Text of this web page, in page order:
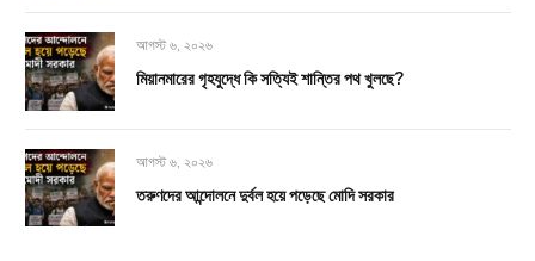
আগস্ট ৬, ২০২৬
মিয়ানমারের গৃহযুদ্ধে কি সত্যিই শান্তির পথ খুলছে?
আগস্ট ৬, ২০২৬
তরুণদের আন্দোলনে দুর্বল হয়ে পড়েছে মোদি সরকার